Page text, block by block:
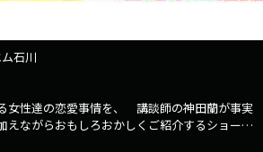
石川
女性達の恋愛事情を、 講談師の神田蘭が事実
えながらおもしろおかしくご紹介するショート
…『運命の赤い糸の伝説』の起源とも言わ